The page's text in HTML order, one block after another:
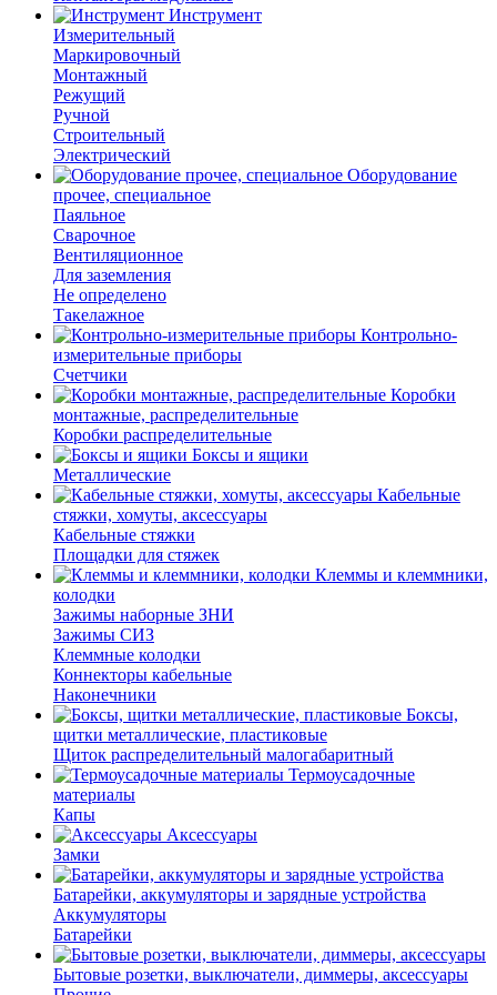
Инструмент
Измерительный
Маркировочный
Монтажный
Режущий
Ручной
Строительный
Электрический
Оборудование
прочее, специальное
Паяльное
Сварочное
Вентиляционное
Для заземления
Не определено
Такелажное
Контрольно-
измерительные приборы
Счетчики
Коробки
монтажные, распределительные
Коробки распределительные
Боксы и ящики
Металлические
Кабельные
стяжки, хомуты, аксессуары
Кабельные стяжки
Площадки для стяжек
Клеммы и клеммники,
колодки
Зажимы наборные ЗНИ
Зажимы СИЗ
Клеммные колодки
Коннекторы кабельные
Наконечники
Боксы,
щитки металлические, пластиковые
Щиток распределительный малогабаритный
Термоусадочные
материалы
Капы
Аксессуары
Замки
Батарейки, аккумуляторы и зарядные устройства
Аккумуляторы
Батарейки
Бытовые розетки, выключатели, диммеры, аксессуары